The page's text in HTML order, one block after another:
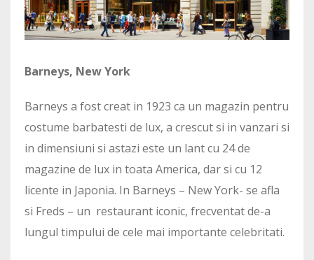
Barneys, New York
Barneys a fost creat in 1923 ca un magazin pentru
costume barbatesti de lux, a crescut si in vanzari si
in dimensiuni si astazi este un lant cu 24 de
magazine de lux in toata America, dar si cu 12
licente in Japonia. In Barneys – New York- se afla
si Freds – un restaurant iconic, frecventat de-a
lungul timpului de cele mai importante celebritati.